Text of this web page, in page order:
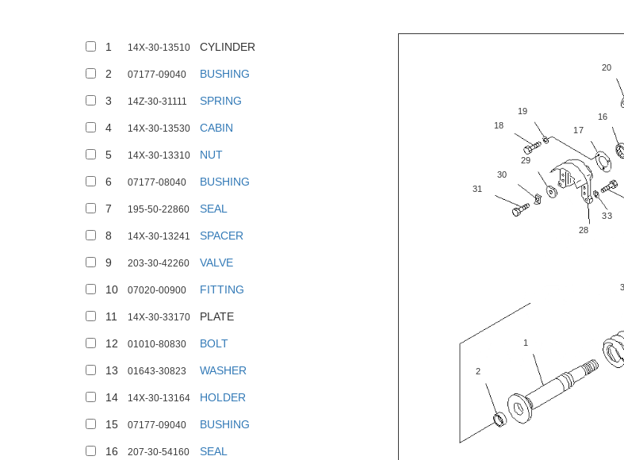
1 14X-30-13510 CYLINDER
2 07177-09040 BUSHING
3 14Z-30-31111 SPRING
4 14X-30-13530 CABIN
5 14X-30-13310 NUT
6 07177-08040 BUSHING
7 195-50-22860 SEAL
8 14X-30-13241 SPACER
9 203-30-42260 VALVE
10 07020-00900 FITTING
11 14X-30-33170 PLATE
12 01010-80830 BOLT
13 01643-30823 WASHER
14 14X-30-13164 HOLDER
15 07177-09040 BUSHING
16 207-30-54160 SEAL
1
2
3
16
17
18
19
20
28
29
30
31
33